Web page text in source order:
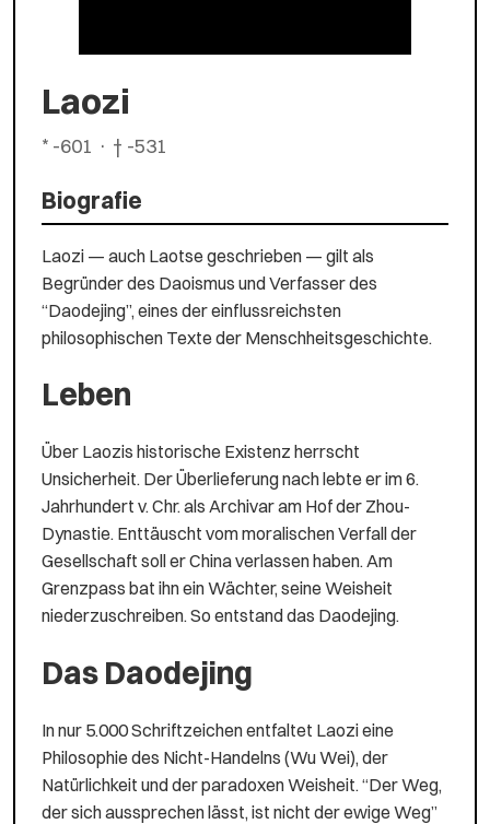
Laozi
* -601 · † -531
Biografie
Laozi — auch Laotse geschrieben — gilt als
Begründer des Daoismus und Verfasser des
“Daodejing”, eines der einflussreichsten
philosophischen Texte der Menschheitsgeschichte.
Leben
Über Laozis historische Existenz herrscht
Unsicherheit. Der Überlieferung nach lebte er im 6.
Jahrhundert v. Chr. als Archivar am Hof der Zhou-
Dynastie. Enttäuscht vom moralischen Verfall der
Gesellschaft soll er China verlassen haben. Am
Grenzpass bat ihn ein Wächter, seine Weisheit
niederzuschreiben. So entstand das Daodejing.
Das Daodejing
In nur 5.000 Schriftzeichen entfaltet Laozi eine
Philosophie des Nicht-Handelns (Wu Wei), der
Natürlichkeit und der paradoxen Weisheit. “Der Weg,
der sich aussprechen lässt, ist nicht der ewige Weg”